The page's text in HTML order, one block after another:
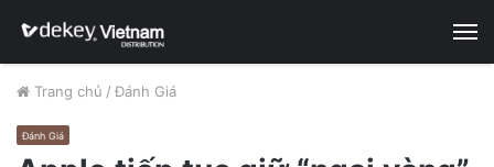
Trang chủ / Đánh Giá
Đánh Giá